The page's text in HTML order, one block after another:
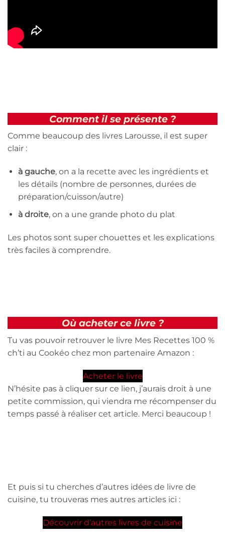
Comment il se présente ?
Comme beaucoup des livres Larousse, il est super
clair :
à gauche, on a la recette avec les ingrédients et
les détails (nombre de personnes, durées de
préparation/cuisson/autre)
à droite, on a une grande photo du plat
Les photos sont super chouettes et les explications
très faciles à comprendre.
Où acheter ce livre ?
Tu vas pouvoir retrouver le livre Mes Recettes 100 %
ch’ti au Cookéo chez mon partenaire Amazon :
Acheter le livre
N’hésite pas à cliquer sur ce lien, j’aurais droit à une
petite commission, qui viendra me récompenser du
temps passé à réaliser cet article. Merci beaucoup !
Et puis si tu cherches d’autres idées de livre de
cuisine, tu trouveras mes autres articles ici :
Découvrir d’autres livres de cuisine